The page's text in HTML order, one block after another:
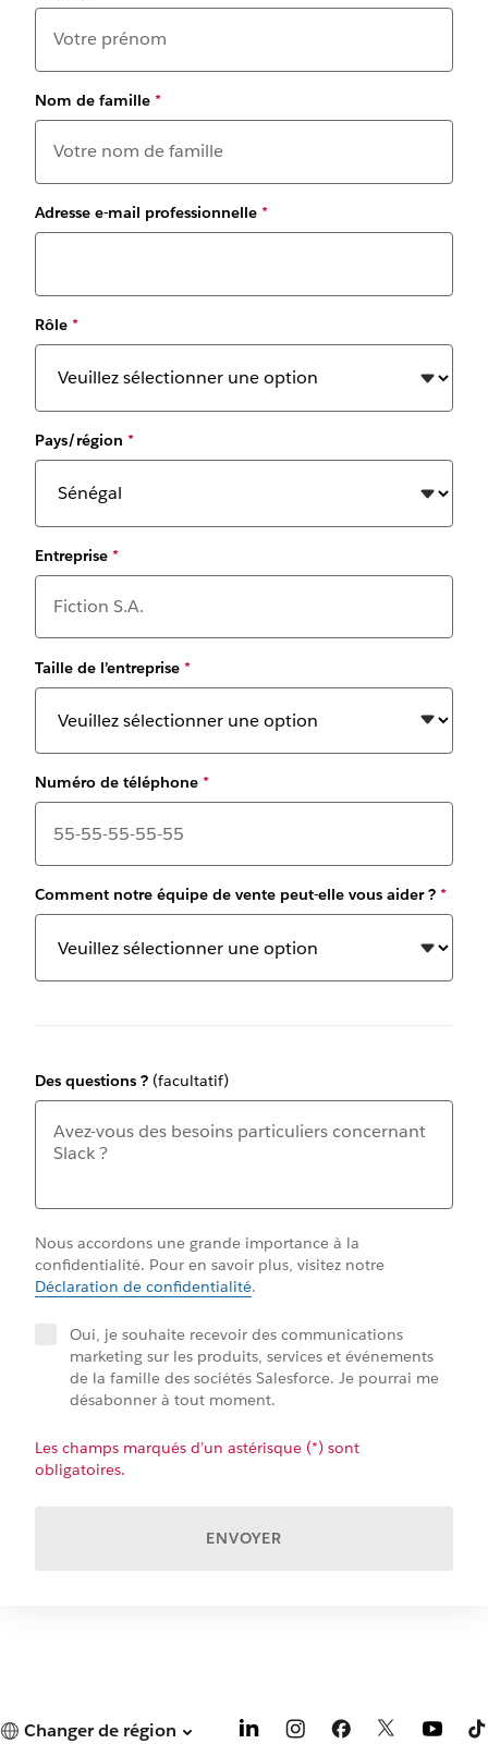
Nom de famille *
Adresse e-mail professionnelle *
Rôle *
Pays/région *
Entreprise *
Taille de l’entreprise *
Numéro de téléphone *
Comment notre équipe de vente peut-elle vous aider ? *
Des questions ? (facultatif)
Nous accordons une grande importance à la
confidentialité. Pour en savoir plus, visitez notre
Déclaration de confidentialité.
Oui, je souhaite recevoir des communications
marketing sur les produits, services et événements
de la famille des sociétés Salesforce. Je pourrai me
désabonner à tout moment.
Les champs marqués d’un astérisque (*) sont
obligatoires.
ENVOYER
Changer de région